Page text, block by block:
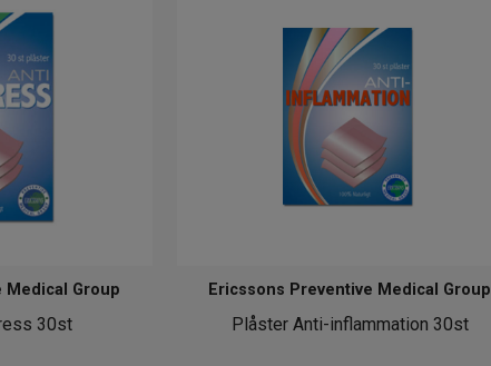
30st
Medical Group
Plåster Anti-inflammation 30st
Ericssons Preventive Medical Group